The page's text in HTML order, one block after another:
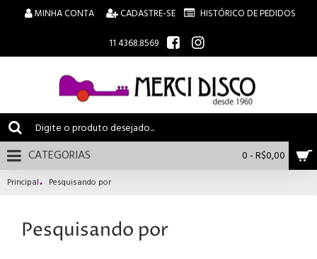
MINHA CONTA CADASTRE-SE
HISTÓRICO DE PEDIDOS
11 4368.8569
0 - R$0,00
CATEGORIAS
Principal Pesquisando por
Pesquisando por